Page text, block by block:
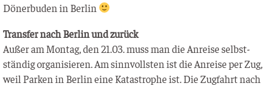
Döner­bu­den in Berlin
Trans­fer nach Ber­lin und zurück
Außer am Mon­tag, den 21.03. muss man die Anrei­se selbst­
stän­dig orga­ni­sie­ren. Am sinn­volls­ten ist die Anrei­se per Zug,
weil Par­ken in Ber­lin eine Kata­stro­phe ist. Die Zug­fahrt nach